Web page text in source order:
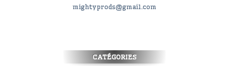
mightyprods@gmail.com
CATÉGORIES